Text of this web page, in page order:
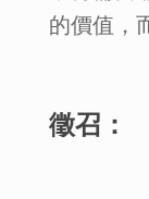
的價值，
徵召：